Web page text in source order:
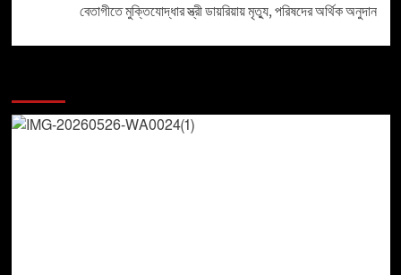
বেতাগীতে মুক্তিযোদ্ধার স্ত্রী ডায়রিয়ায় মৃত্যু, পরিষদের অর্থিক অনুদান